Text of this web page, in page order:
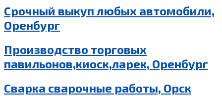
Срочный выкуп любых автомобили,
Оренбург
Производство торговых
павильонов,киоск,ларек, Оренбург
Сварка сварочные работы, Орск